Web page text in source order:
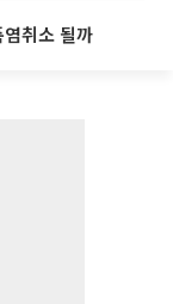
취소 될까